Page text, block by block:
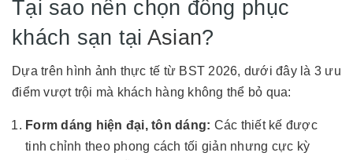
Tại sao nên chọn đồng phục
khách sạn tại Asian?
Dựa trên hình ảnh thực tế từ BST 2026, dưới đây là 3 ưu
điểm vượt trội mà khách hàng không thể bỏ qua:
Form dáng hiện đại, tôn dáng: Các thiết kế được
tinh chỉnh theo phong cách tối giản nhưng cực kỳ